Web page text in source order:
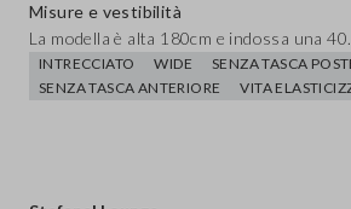
Misure e vestibilità
La modella è alta 180cm e indossa una 40.
INTRECCIATO WIDE
SENZA TASCA
SENZA TASCA ANTERIORE
VITA